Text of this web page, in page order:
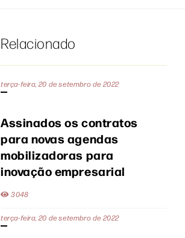
Relacionado
terça-feira, 20 de setembro de 2022
Assinados os contratos
para novas agendas
mobilizadoras para
inovação empresarial
3048
terça-feira, 20 de setembro de 2022